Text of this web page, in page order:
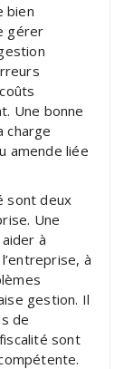
bien
gérer
Une bonne
charge
amende liée
sont deux
Une
à
à
gestion. Il
de
sont